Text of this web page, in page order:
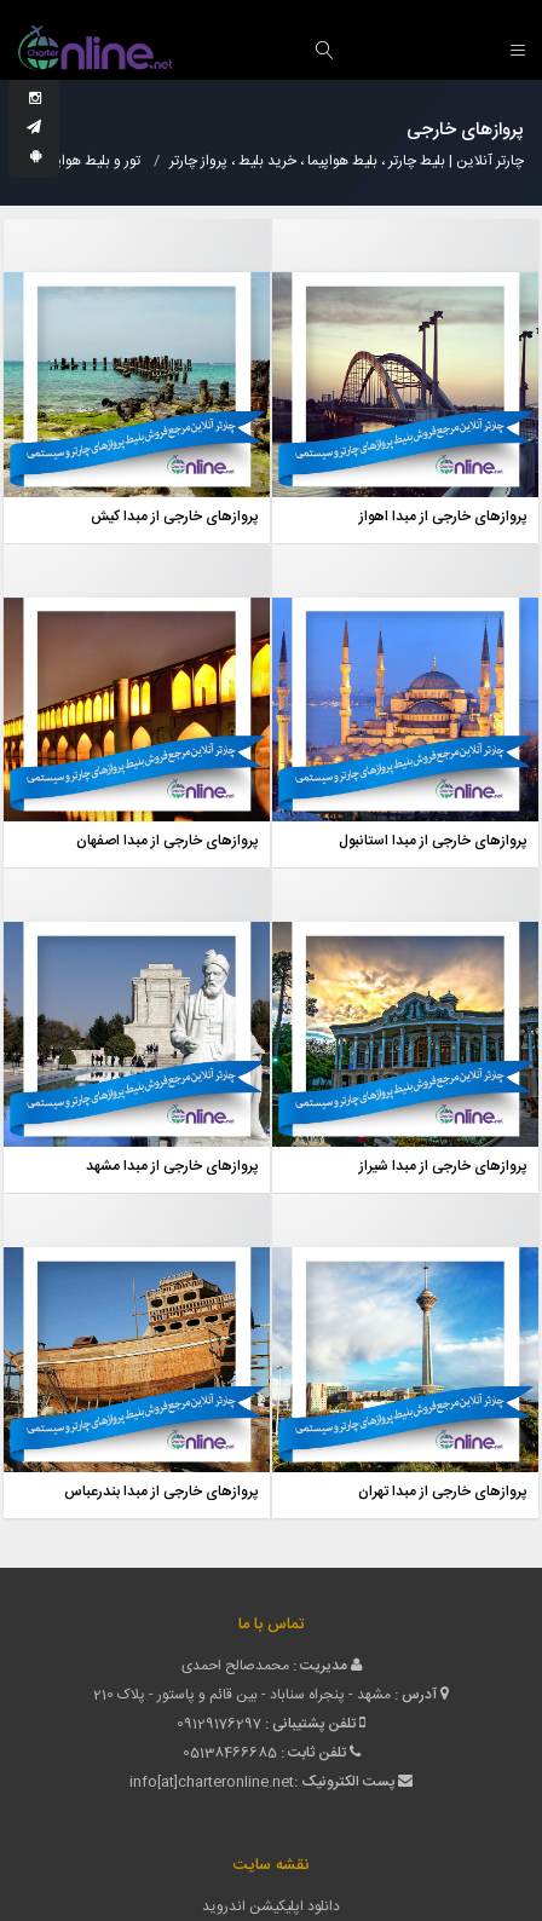
پروازهای خارجی
چارتر آنلاین | بلیط چارتر ، بلیط هواپیما ، خرید بلیط ، پرواز چارتر تور و بلیط هواپیما
پروازهای خارجی از مبدا اهواز پروازهای خارجی از مبدا کیش
پروازهای خارجی از مبدا استانبول پروازهای خارجی از مبدا اصفهان
پروازهای خارجی از مبدا شیراز پروازهای خارجی از مبدا مشهد
پروازهای خارجی از مبدا تهران پروازهای خارجی از مبدا بندرعباس
تماس با ما
مدیریت : محمدصالح احمدی
آدرس : مشهد - پنجراه سناباد - بین قائم و پاستور - پلاک 210
تلفن پشتیبانی : 09129176297
تلفن ثابت : 05138466685
پست الکترونیک :info[at]charteronline.net
نقشه سایت
دانلود اپلیکیشن اندروید